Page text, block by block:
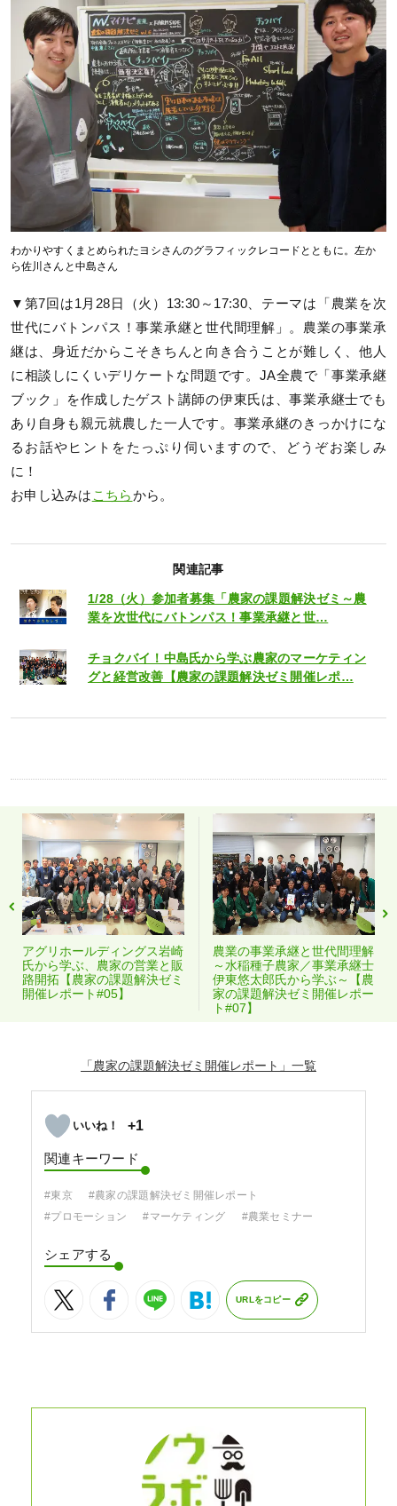
わかりやすくまとめられたヨシさんのグラフィックレコードとともに。左か
ら佐川さんと中島さん
▼第7回は1月28日（火）13:30～17:30、テーマは「農業を次
世代にバトンパス！事業承継と世代間理解」。農業の事業承
継は、身近だからこそきちんと向き合うことが難しく、他人
に相談しにくいデリケートな問題です。JA全農で「事業承継
ブック」を作成したゲスト講師の伊東氏は、事業承継士でも
あり自身も親元就農した一人です。事業承継のきっかけにな
るお話やヒントをたっぷり伺いますので、どうぞお楽しみ
に！
お申し込みは こちらから。
関連記事
1/28（火）参加者募集「農家の課題解決ゼミ～農
業を次世代にバトンパス！事業承継と世…
チョクバイ！中島氏から学ぶ農家のマーケティン
グと経営改善【農家の課題解決ゼミ開催レポ…
アグリホールディングス岩崎
氏から学ぶ、農家の営業と販
路開拓【農家の課題解決ゼミ
開催レポート#05】
農業の事業承継と世代間理解
～水稲種子農家／事業承継士
伊東悠太郎氏から学ぶ～【農
家の課題解決ゼミ開催レポー
ト#07】
「農家の課題解決ゼミ開催レポート」
+1
関連キーワード
#東京
#農家の課題解決ゼミ開催レポート
#プロモーション
#マーケティング #農業セミナー
シェアする
URLをコピー